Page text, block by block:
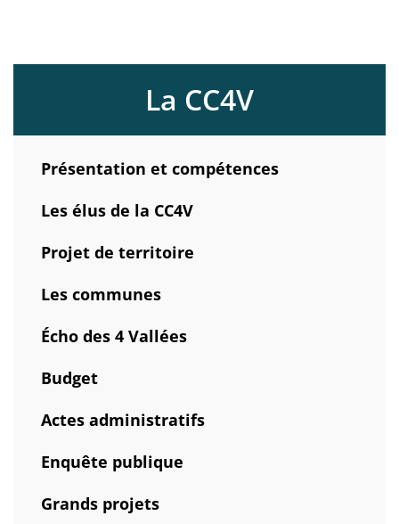
La CC4V
Présentation et compétences
Les élus de la CC4V
Projet de territoire
Les communes
Écho des 4 Vallées
Budget
Actes administratifs
Enquête publique
Grands projets